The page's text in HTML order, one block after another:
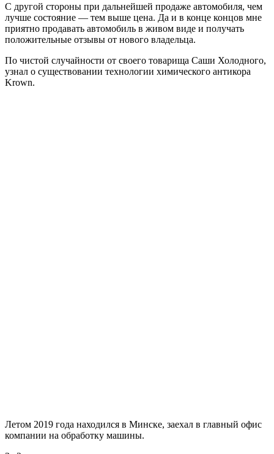
С другой стороны при дальнейшей продаже автомобиля, чем
лучше состояние — тем выше цена. Да и в конце концов мне
приятно продавать автомобиль в живом виде и получать
положительные отзывы от нового владельца.
По чистой случайности от своего товарища Саши Холодного,
узнал о существовании технологии химического антикора
Krown.
Летом 2019 года находился в Минске, заехал в главный офис
компании на обработку машины.